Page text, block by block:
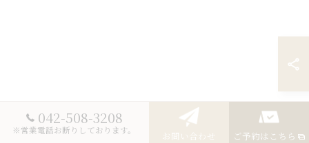
042-508-3208
※営業電話お断りしております。 お問い合わせ ご予約はこちら